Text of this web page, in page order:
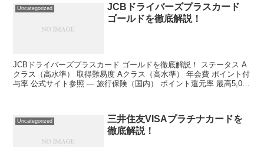
Uncategorized
JCBドライバーズプラスカード
ゴールドを徹底解説！
JCBドライバーズプラスカード ゴールドを徹底解説！ ステータス A
クラス（高水準） 取得難易度 Aクラス（高水準） 年会費 ポイント付
与率 公式サイト参照 ― 旅行保険（国内） ポイント還元率 最高5,000
Uncategorized
三井住友VISAプラチナカードを
徹底解説！